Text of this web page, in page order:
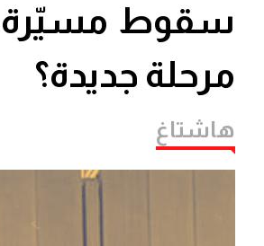
سقوط مسيّرة
مرحلة جديدة؟
هاشتاغ